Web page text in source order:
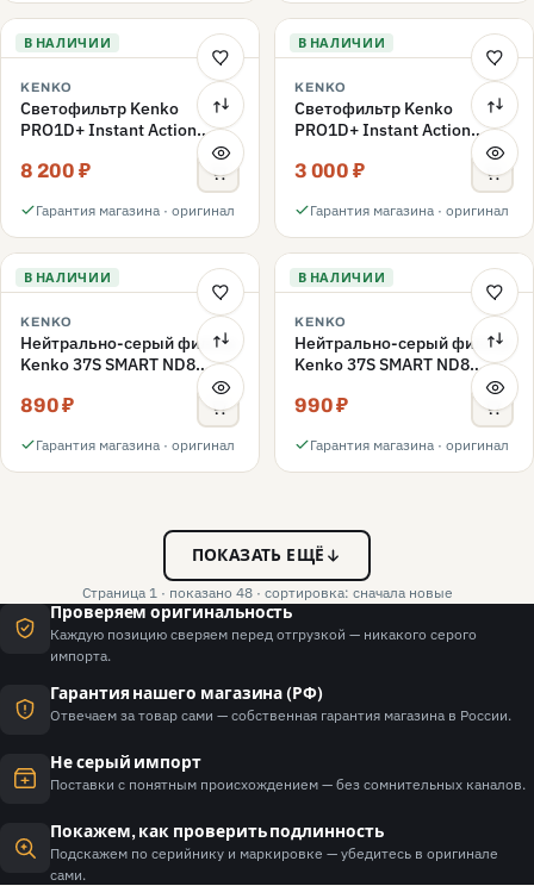
В НАЛИЧИИ
KENKO
Светофильтр Kenko
PRO1D+ Instant Action
Variable NDX3-450+C-PLS
переменной плотности
8 200 ₽
Гарантия магазина · оригинал
В НАЛИЧИИ
KENKO
Светофильтр Kenko
PRO1D+ Instant Action
Variable NDX3-450+C-PL
поляризационный 49mm
3 000 ₽
Гарантия магазина · оригинал
В НАЛИЧИИ
KENKO
Нейтрально-серый фильтр
Kenko 37S SMART ND8
890 ₽
Гарантия магазина · оригинал
В НАЛИЧИИ
KENKO
Нейтрально-серый фильтр
Kenko 37S SMART ND8
990 ₽
Гарантия магазина · оригинал
ПОКАЗАТЬ ЕЩЁ
Страница 1 · показано 48 · сортировка: сначала новые
Проверяем оригинальность
Каждую позицию сверяем перед отгрузкой — никакого серого
импорта.
Гарантия нашего магазина (РФ)
Отвечаем за товар сами — собственная гарантия магазина в России.
Не серый импорт
Поставки с понятным происхождением — без сомнительных каналов.
Покажем, как проверить подлинность
Подскажем по серийнику и маркировке — убедитесь в оригинале
сами.